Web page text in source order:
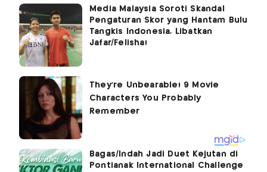
Media Malaysia Soroti Skandal
Pengaturan Skor yang Hantam Bulu
Tangkis Indonesia, Libatkan
Jafar/Felisha!
Bagas/Indah Jadi Duet Kejutan di
Pontianak International Challenge